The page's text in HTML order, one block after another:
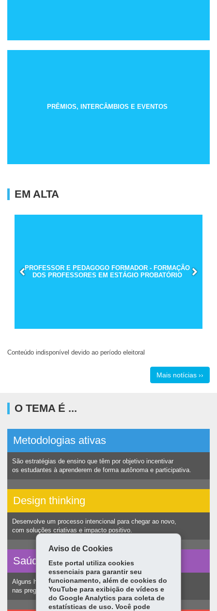
PRÊMIOS, INTERCÂMBIOS E EVENTOS
EM ALTA
PROFESSOR E PEDAGOGO FORMADOR - FORMAÇÃO
DOS PROFESSORES EM ESTÁGIO PROBATÓRIO
Conteúdo indisponível devido ao período eleitoral
Mais notícias ››
O TEMA É ...
Metodologias ativas
São estratégias de ensino que têm por objetivo incentivar
os estudantes à aprenderem de forma autônoma e participativa.
Design thinking
Desenvolve um processo intencional para chegar ao novo,
com soluções criativas e impacto positivo.
Saúde vocal
Alguns hábitos humanos podem ocasionar nódulos
nas pregas vocais e consequentemente alteração na voz.
Aviso de Cookies
Este portal utiliza cookies
essenciais para garantir seu
funcionamento, além de cookies do
YouTube para exibição de vídeos e
do Google Analytics para coleta de
estatísticas de uso. Você pode